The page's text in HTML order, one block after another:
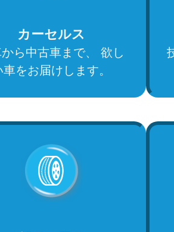
カーセルス
ら中古車まで、 欲し
車をお届けします。